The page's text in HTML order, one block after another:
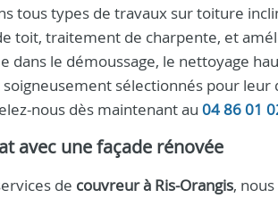
tous types de travaux sur toiture
toit, traitement de charpente, et
dans le démoussage, le nettoyage
sélectionnés pour
nous dès maintenant au 04 86 01
avec une façade rénovée
de couvreur à Ris-Orangis,